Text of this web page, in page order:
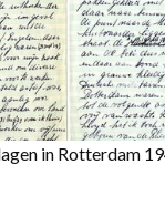
in Rotterdam